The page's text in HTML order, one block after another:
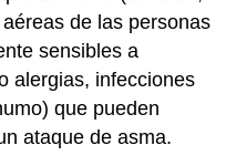
de las personas
sensibles a
alergias, infecciones
que pueden
ataque de asma.